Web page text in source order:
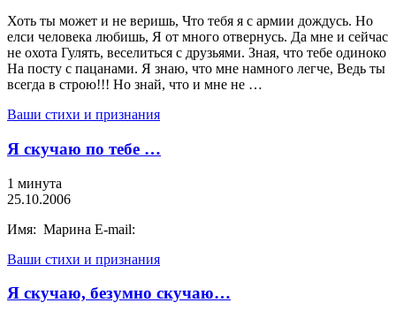
Хоть ты может и не веришь, Что тебя я с армии дождусь. Но
елси человека любишь, Я от много отвернусь. Да мне и сейчас
не охота Гулять, веселиться с друзьями. Зная, что тебе одиноко
На посту с пацанами. Я знаю, что мне намного легче, Ведь ты
всегда в строю!!! Но знай, что и мне не …
Ваши стихи и признания
Я скучаю по тебе …
1 минута
25.10.2006
Имя: Марина E-mail:
Ваши стихи и признания
Я скучаю, безумно скучаю…